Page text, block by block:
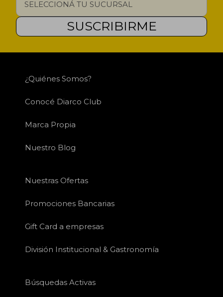
SUSCRIBIRME
¿Quiénes Somos?
Conocé Diarco Club
Marca Propia
Nuestro Blog
Nuestras Ofertas
Promociones Bancarias
Gift Card a empresas
División Institucional & Gastronomía
Búsquedas Activas